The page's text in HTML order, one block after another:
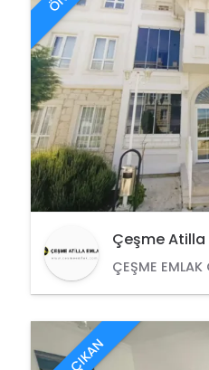
Çeşme Atilla
ÇEŞME EMLAK